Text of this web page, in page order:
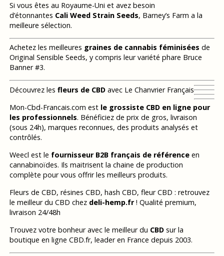
Si vous êtes au Royaume-Uni et avez besoin
d’étonnantes Cali Weed Strain Seeds, Barney’s Farm a la
meilleure sélection.
Achetez les meilleures graines de cannabis féminisées de
Original Sensible Seeds, y compris leur variété phare Bruce
Banner #3.
Découvrez les fleurs de CBDavec Le Chanvrier Français
Mon-Cbd-Francais.com est le grossiste CBD en ligne pour
les professionnels. Bénéficiez de prix de gros, livraison
(sous 24h), marques reconnues, des produits analysés et
contrôlés.
Weecl est le fournisseur B2B français de référenceen
cannabinoïdes. Ils maitrisent la chaine de production
complète pour vous offrir les meilleurs produits.
Fleurs de CBD, résines CBD, hash CBD, fleur CBD : retrouvez
le meilleur du CBD chez deli-hemp.fr! Qualité premium,
livraison 24/48h
Trouvez votre bonheur avec le meilleur du CBDsur la
boutique en ligne CBD.fr, leader en France depuis 2003.